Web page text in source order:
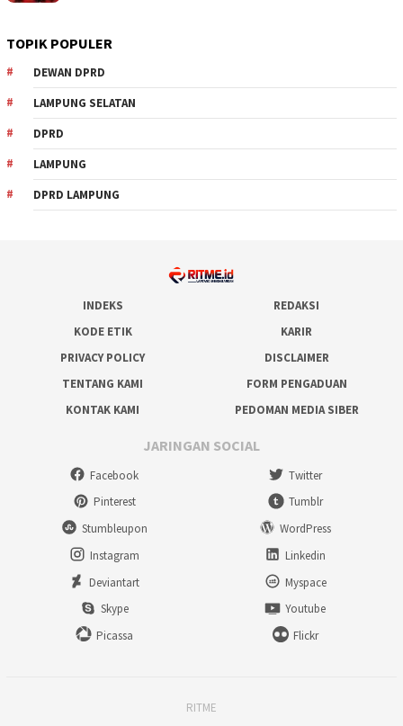
TOPIK POPULER
DEWAN DPRD
LAMPUNG SELATAN
DPRD
LAMPUNG
DPRD LAMPUNG
INDEKS
REDAKSI
KODE ETIK
KARIR
PRIVACY POLICY
DISCLAIMER
TENTANG KAMI
FORM PENGADUAN
KONTAK KAMI
PEDOMAN MEDIA SIBER
JARINGAN SOCIAL
Facebook
Twitter
Pinterest
Tumblr
Stumbleupon
WordPress
Instagram
Linkedin
Deviantart
Myspace
Skype
Youtube
Picassa
Flickr
RITME